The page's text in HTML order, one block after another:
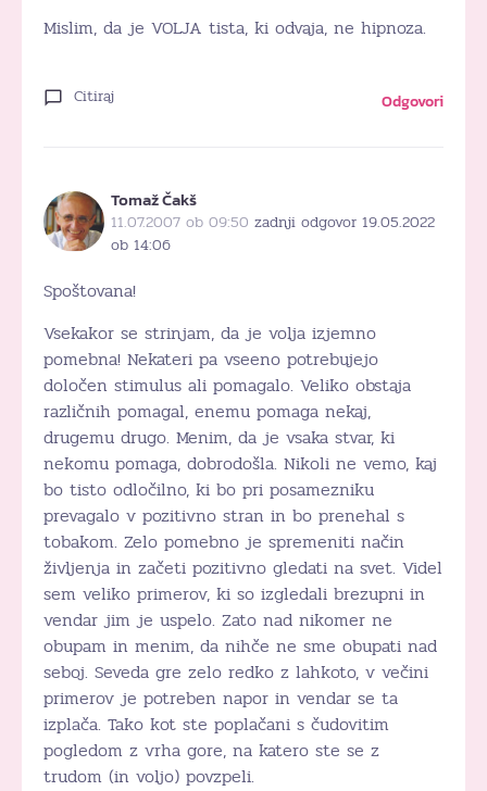
Mislim, da je VOLJA tista, ki odvaja, ne hipnoza.
Citiraj Odgovori
Tomaž Čakš
11.07.2007 ob 09:50 zadnji odgovor 19.05.2022
ob 14:06
Spoštovana!
Vsekakor se strinjam, da je volja izjemno
pomebna! Nekateri pa vseeno potrebujejo
določen stimulus ali pomagalo. Veliko obstaja
različnih pomagal, enemu pomaga nekaj,
drugemu drugo. Menim, da je vsaka stvar, ki
nekomu pomaga, dobrodošla. Nikoli ne vemo, kaj
bo tisto odločilno, ki bo pri posamezniku
prevagalo v pozitivno stran in bo prenehal s
tobakom. Zelo pomebno je spremeniti način
življenja in začeti pozitivno gledati na svet. Videl
sem veliko primerov, ki so izgledali brezupni in
vendar jim je uspelo. Zato nad nikomer ne
obupam in menim, da nihče ne sme obupati nad
seboj. Seveda gre zelo redko z lahkoto, v večini
primerov je potreben napor in vendar se ta
izplača. Tako kot ste poplačani s čudovitim
pogledom z vrha gore, na katero ste se z
trudom (in voljo) povzpeli.